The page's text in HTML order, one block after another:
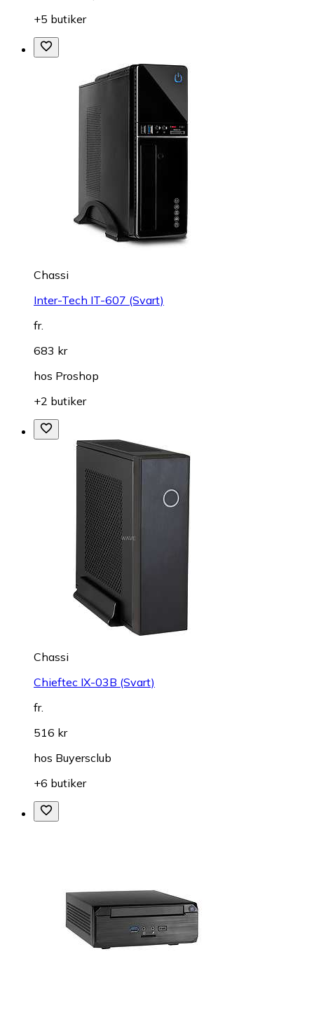
+5 butiker
Chassi
Inter-Tech IT-607 (Svart)
fr.
683 kr
hos Proshop
+2 butiker
Chassi
Chieftec IX-03B (Svart)
fr.
516 kr
hos Buyersclub
+6 butiker